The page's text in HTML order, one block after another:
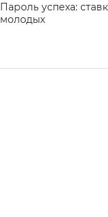
Пароль успеха:
молодых